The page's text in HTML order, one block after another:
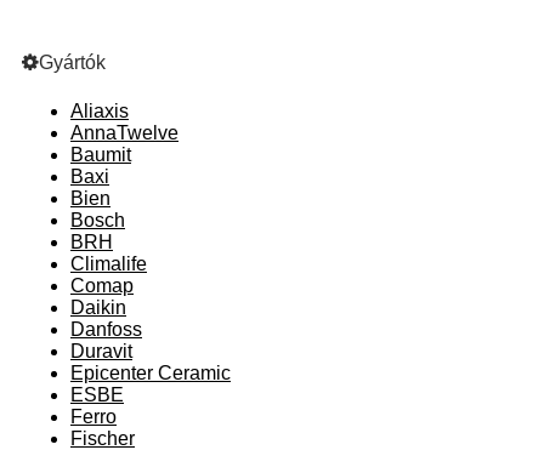
Gyártók
Aliaxis
AnnaTwelve
Baumit
Baxi
Bien
Bosch
BRH
Climalife
Comap
Daikin
Danfoss
Duravit
Epicenter Ceramic
ESBE
Ferro
Fischer